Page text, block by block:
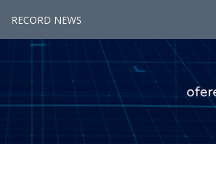
RECORD NEWS